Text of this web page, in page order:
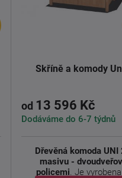
Skříně a komody
od 13 596 Kč
Dodáváme do 6-7 týdnů
Dřevěná komoda UNI
masivu -
policemi. Je